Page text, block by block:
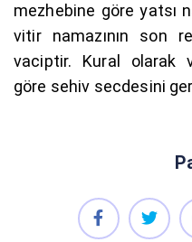
mezhebine göre yatsı
vitir namazının son
vaciptir. Kural olarak
göre sehiv secdesini